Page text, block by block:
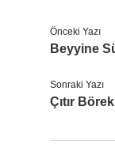
Önceki Yazı
Beyyine
Sonraki Yazı
Çıtır